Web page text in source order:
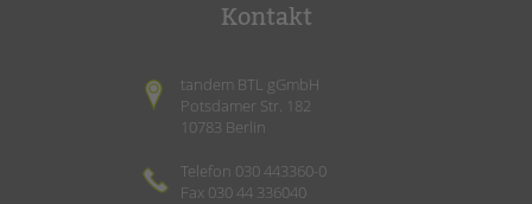
Kontakt
tandem BTL gGmbH
Potsdamer Str. 182
10783 Berlin
Telefon 030 443360-0
Fax 030 44 336040